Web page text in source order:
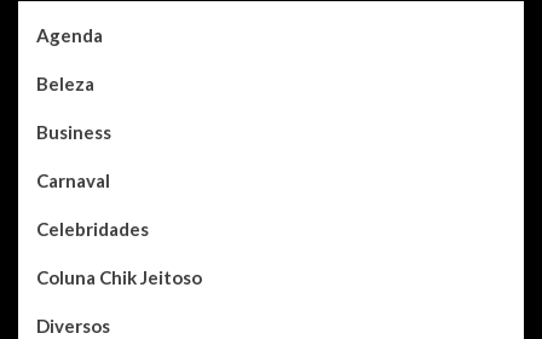
Agenda
Beleza
Business
Carnaval
Celebridades
Coluna Chik Jeitoso
Diversos